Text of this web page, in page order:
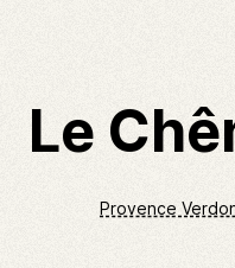
Le
Provence